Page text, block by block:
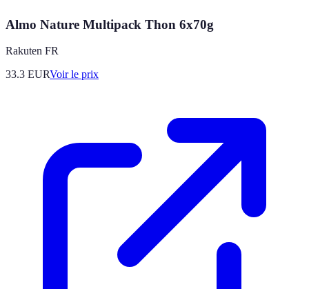
Almo Nature Multipack Thon 6x70g
Rakuten FR
33.3 EURVoir le prix